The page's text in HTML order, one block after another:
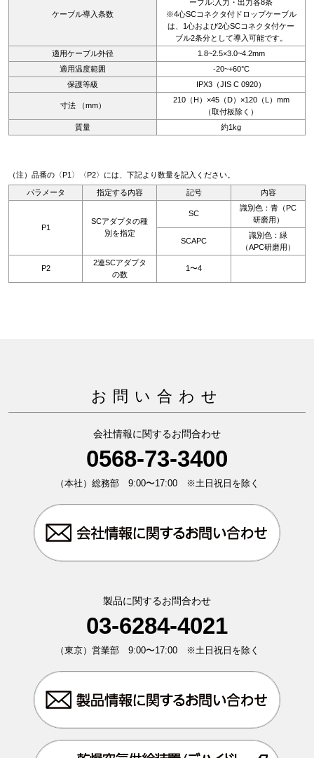
ケーブル導入条数
ーブル:入力・出力各8条
※4心SCコネクタ付ドロップケーブル
は、1心および2心SCコネクタ付ケー
ブル2条分として導入可能です。
適用ケーブル外径
1.8~2.5×3.0~4.2mm
適用温度範囲
-20~+60°C
保護等級
IPX3（JIS C 0920）
寸法 （mm）
210（H）×45（D）×120（L）mm
（取付板除く）
質量
約1kg
（注）品番の〈P1〉〈P2〉には、下記より数量を記入ください。
パラメータ 指定する内容 記号 内容
P1
SCアダプタの種
別を指定
SC
識別色：青（PC
研磨用）
SCAPC
識別色：緑
（APC研磨用）
P2
2連SCアダプタ
の数
1〜4
お問い合わせ
会社情報に関するお問合わせ
0568-73-3400
（本社）総務部 9:00〜17:00 ※土日祝日を除く
製品に関するお問合わせ
03-6284-4021
（東京）営業部 9:00〜17:00 ※土日祝日を除く